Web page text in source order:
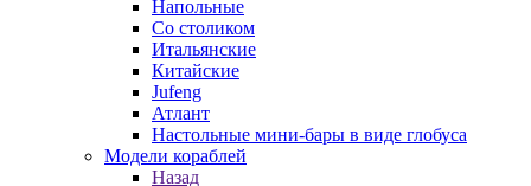
Напольные
Со столиком
Итальянские
Китайские
Jufeng
Атлант
Настольные мини-бары в виде глобуса
Модели кораблей
Назад